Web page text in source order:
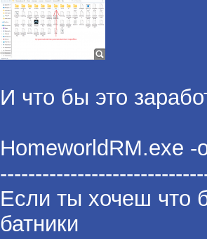
И что бы это
HomeworldRM.exe -
Если ты хочеш что
батники